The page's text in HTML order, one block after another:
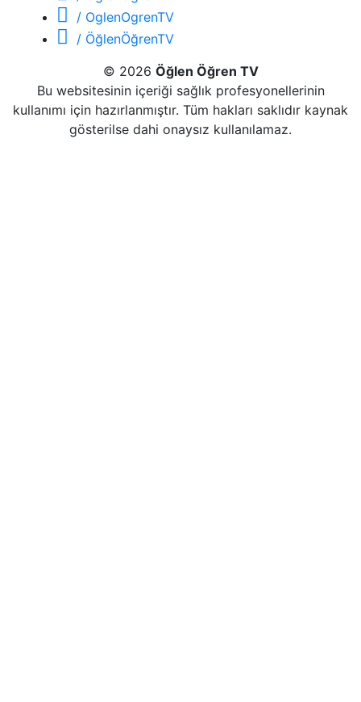
/ OglenOgrenTV
/ ÖğlenÖğrenTV
© 2026 Öğlen Öğren TV
Bu websitesinin içeriği sağlık profesyonellerinin
kullanımı için hazırlanmıştır. Tüm hakları saklıdır kaynak
gösterilse dahi onaysız kullanılamaz.